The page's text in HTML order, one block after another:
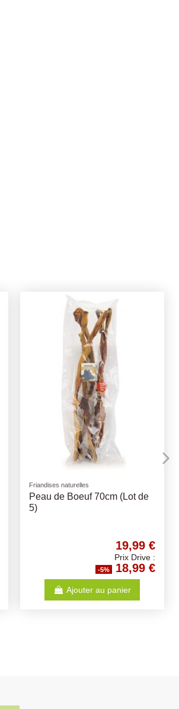
Cotecan Coop
Cotecan Coop Adult - 20kg
26,30 €
Prix Drive :
-5% 24,99 €
Ajouter au panier